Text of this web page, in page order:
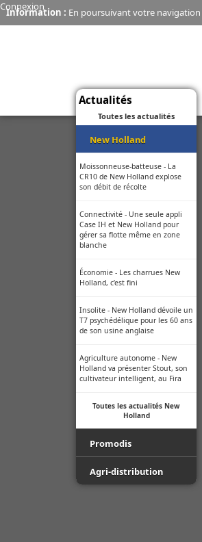
Information : En poursuivant votre
Connexion
Actualités
Toutes les actualités
New Holland
Moissonneuse-batteuse - La
CR10 de New Holland explose
son débit de récolte
Connectivité - Une seule appli
Case IH et New Holland pour
gérer sa flotte même en zone
blanche
Économie - Les charrues New
Holland, c’est fini
Insolite - New Holland dévoile un
T7 psychédélique pour les 60 ans
de son usine anglaise
Agriculture autonome - New
Holland va présenter Stout, son
cultivateur intelligent, au Fira
Toutes les actualités New
Holland
Promodis
Film - Ficelle - Filet - Conseil du
Agri-distribution